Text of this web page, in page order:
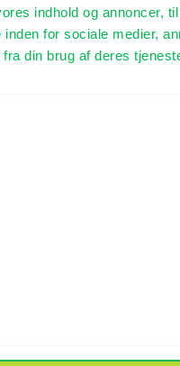
indhold og annoncer,
for sociale medier,
din brug af deres